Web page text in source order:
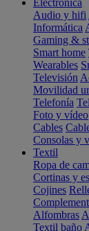
Electrónica
Audio y hifi
Informática
Gaming &
Smart home
Wearables
Televisión
Movilidad
Telefonía
Foto y vídeo
Cables
Consolas y
Textil
Ropa de
Cortinas y
Cojines
Alfombras
Textil baño